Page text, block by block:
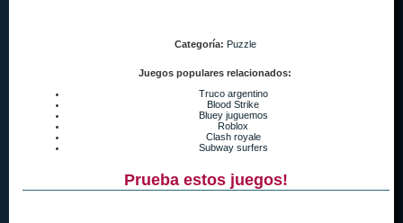
Categoría: Puzzle
Juegos populares relacionados:
Truco argentino
Blood Strike
Bluey juguemos
Roblox
Clash royale
Subway surfers
Prueba estos juegos!